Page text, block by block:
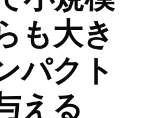
も大き
パクト